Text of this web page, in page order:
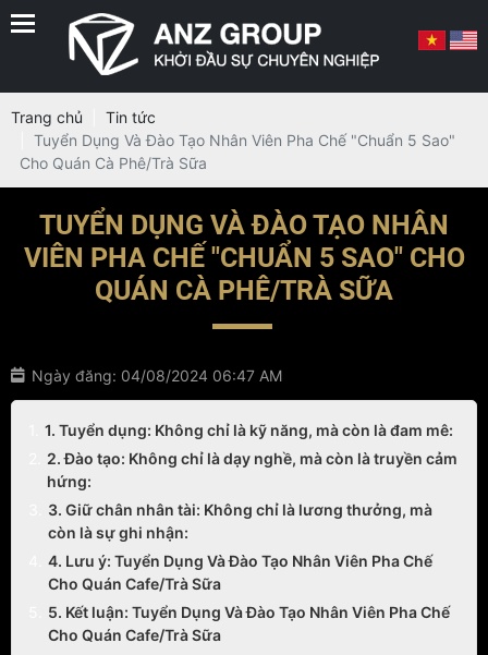
Trang chủ
Tin tức
Tuyển Dụng Và Đào Tạo Nhân Viên Pha Chế "Chuẩn 5 Sao"
Cho Quán Cà Phê/Trà Sữa
TUYỂN DỤNG VÀ ĐÀO TẠO NHÂN
VIÊN PHA CHẾ "CHUẨN 5 SAO" CHO
QUÁN CÀ PHÊ/TRÀ SỮA
Ngày đăng: 04/08/2024 06:47 AM
1. Tuyển dụng: Không chỉ là kỹ năng, mà còn là đam mê:
2. Đào tạo: Không chỉ là dạy nghề, mà còn là truyền cảm
hứng:
3. Giữ chân nhân tài: Không chỉ là lương thưởng, mà
còn là sự ghi nhận:
4. Lưu ý: Tuyển Dụng Và Đào Tạo Nhân Viên Pha Chế
Cho Quán Cafe/Trà Sữa
5. Kết luận: Tuyển Dụng Và Đào Tạo Nhân Viên Pha Chế
Cho Quán Cafe/Trà Sữa